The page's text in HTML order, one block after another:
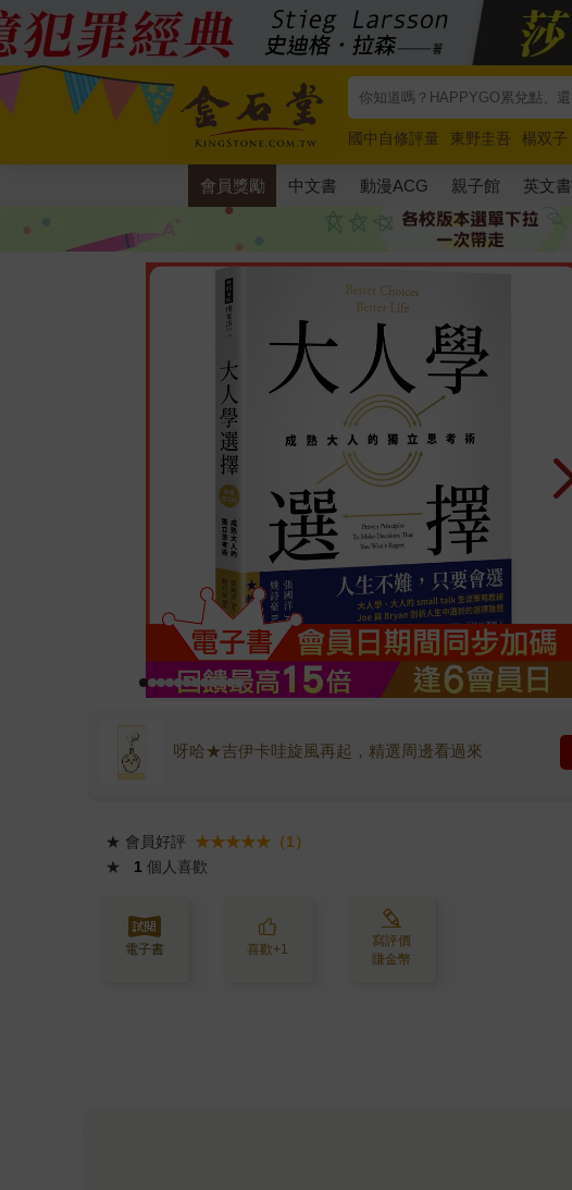
國中自修評量 東野圭吾 楊双子
唯紅花綻放
奧德賽 路邊攤新作
會員獎勵 中文書 動漫ACG 親子館 英文書
呀哈★吉伊卡哇旋風再起，精選周邊看過來
★ 會員好評
★★★★★（1）
★
1 個人喜歡
電子書 喜歡+1
寫評價
賺金幣